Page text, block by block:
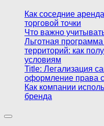
Как соседние
торговой точки
Что важно
Льготная
территорий: как
условиям
Title: Легализация
оформление права
Как компании
бренда